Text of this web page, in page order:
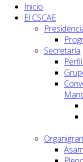
Inicio
El CSCAE
Secretaría